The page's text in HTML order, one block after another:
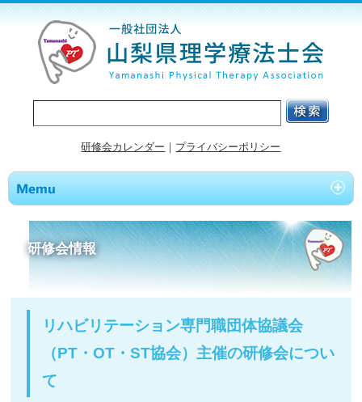
研修会カレンダー ｜ プライバシーポリシー
研修会情報
リハビリテーション専門職団体協議会
（PT・OT・ST協会）主催の研修会につい
て